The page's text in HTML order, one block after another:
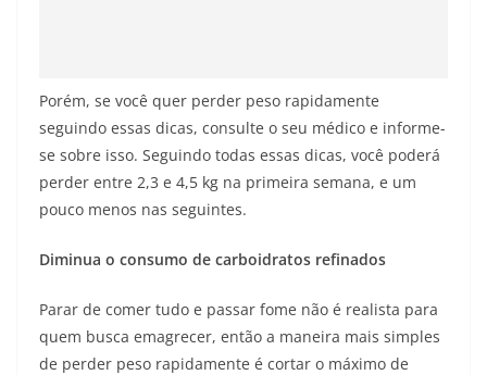
Porém, se você quer perder peso rapidamente
seguindo essas dicas, consulte o seu médico e informe-
se sobre isso. Seguindo todas essas dicas, você poderá
perder entre 2,3 e 4,5 kg na primeira semana, e um
pouco menos nas seguintes.
Diminua o consumo de carboidratos refinados
Parar de comer tudo e passar fome não é realista para
quem busca emagrecer, então a maneira mais simples
de perder peso rapidamente é cortar o máximo de